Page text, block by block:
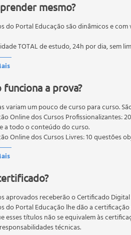
diuréticos
das doenças
na hipertensão arterial
na angina
na insuficiência
das doenças
das dislipidemias
do processo
inflamatórios não esteroidais
inflamatórios esteroidais
analgésicos opioides
dos distúrbios
histamínicos.
mesmo?
do Portal Educação são dinâmicos e
TOTAL de estudo, 24h por dia, sem
funciona a prova?
variam um pouco de curso para curso.
Online dos Cursos Profissionalizantes:
a todo o conteúdo do curso.
Online dos Cursos Livres: 10 questões
curso.
atividades e avaliações devem ser
o aluno poderá realizar novamente a
aprovados receberão o Certificado
do Portal Educação lhe dão a
esses títulos não se equivalem às
técnicas.